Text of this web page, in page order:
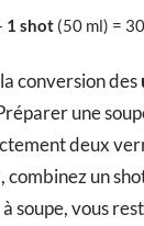
1 shot (50 ml) =
conversion des
une
deux
combinez un
soupe, vous